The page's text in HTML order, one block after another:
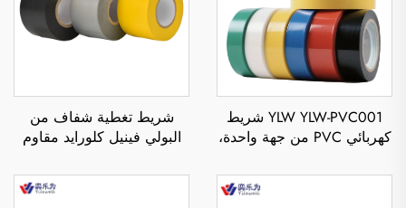
YLW YLW-PVC001 شريط
كهربائي PVC من جهة واحدة،
بسماكة 0.11 مم، لعزل الجهد
شريط تغطية شفاف من
البولي فينيل كلورايد مقاوم
وسهل القطع، مقوى، بلصق
حساس للضغط من الجهتين،